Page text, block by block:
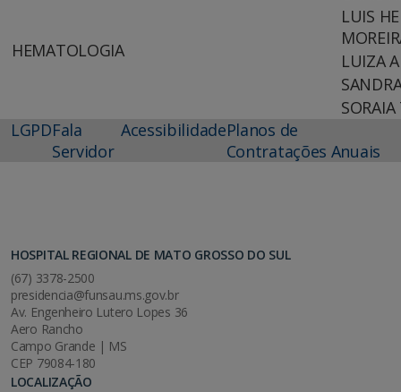
HEMATOLOGIA
LUIS
LUIZA
LGPDFala
Servidor
AcessibilidadePlanos de
Contratações Anuais
HOSPITAL REGIONAL DE MATO GROSSO DO SUL
(67) 3378-2500
presidencia@funsau.ms.gov.br
Av. Engenheiro Lutero Lopes 36
Aero Rancho
Campo Grande | MS
CEP 79084-180
LOCALIZAÇÃO